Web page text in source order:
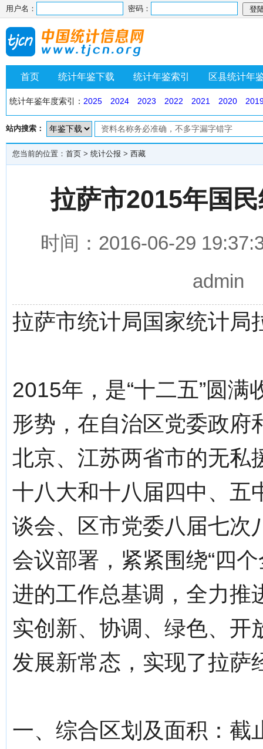
用户名： 密码：
首页 统计年鉴下载 统计年鉴索引 区县统计年
统计年鉴年度索引： 2025 2024 2023 2022 2021 2020
站内搜索：
您当前的位置： 首页 > 统计公报 > 西藏
拉萨市2015年国
时间：2016-06-29
admin
拉萨市统计局国家统计局
2015年，是“十二五”圆
形势，在自治区党委政府
北京、江苏两省市的无私
十八大和十八届四中、五
谈会、区市党委八届七次
会议部署，紧紧围绕“四
进的工作总基调，全力推
实创新、协调、绿色、开
发展新常态，实现了拉萨
一、综合区划及面积：截